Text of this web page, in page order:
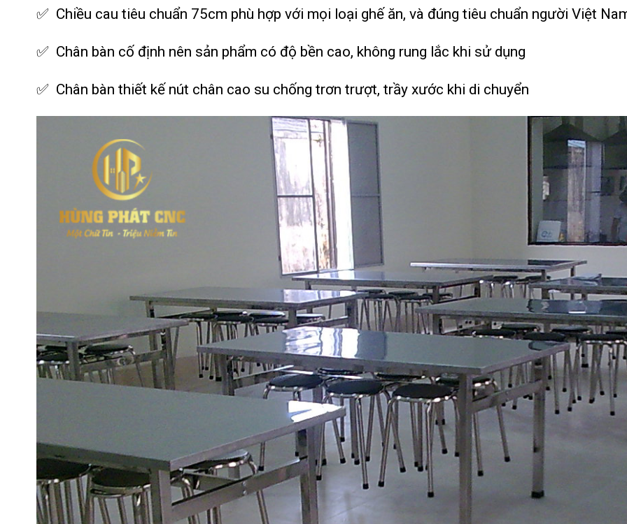
✅ Chiều cau tiêu chuẩn 75cm phù hợp với mọi loại ghế ăn, và đúng tiêu chuẩn người Việt
✅ Chân bàn cố định nên sản phẩm có độ bền cao, không rung lắc khi sử dụng
✅ Chân bàn thiết kế nút chân cao su chống trơn trượt, trầy xước khi di chuyển